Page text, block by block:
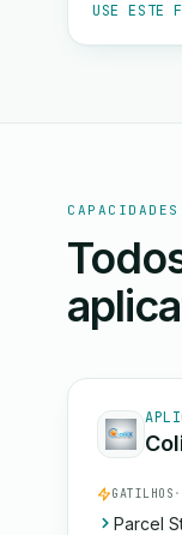
USE ESTE
CAPACIDADES
GATILHOS
Parcel